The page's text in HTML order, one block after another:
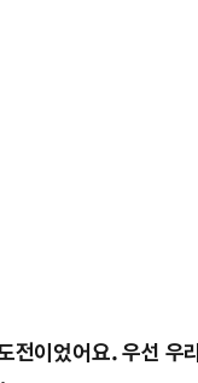
이었어요. 우선